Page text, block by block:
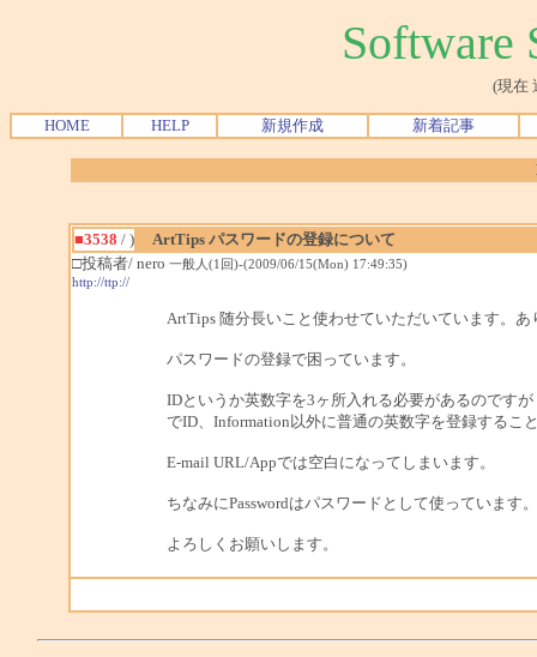
Software
(現在
HOME HELP 新規作成 新着記事
■3538 / )
ArtTips パスワードの登録について
□投稿者/ nero 一般人(1回)-(2009/06/15(Mon) 17:49:35)
http://ttp://
ArtTips 随分長いこと使わせていただいています。
パスワードの登録で困っています。
IDというか英数字を3ヶ所入れる必要があるのですが
でID、Information以外に普通の英数字を登録するこ
E-mail URL/Appでは空白になってしまいます。
ちなみにPasswordはパスワードとして使っています。
よろしくお願いします。